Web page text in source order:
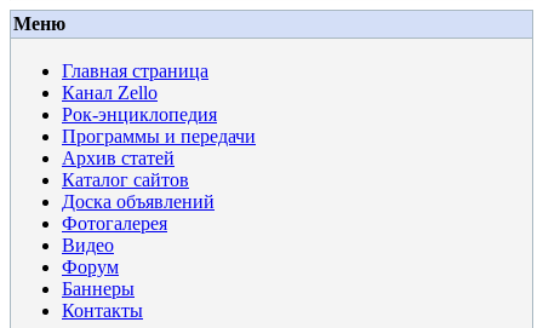
Меню
Главная страница
Канал Zello
Рок-энциклопедия
Программы и передачи
Архив статей
Каталог сайтов
Доска объявлений
Фотогалерея
Видео
Форум
Баннеры
Контакты